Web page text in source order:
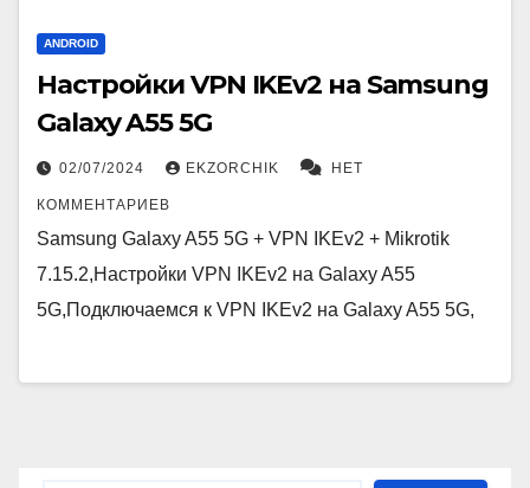
ANDROID
Настройки VPN IKEv2 на Samsung
Galaxy A55 5G
02/07/2024 EKZORCHIK НЕТ
КОММЕНТАРИЕВ
Samsung Galaxy A55 5G + VPN IKEv2 + Mikrotik
7.15.2,Настройки VPN IKEv2 на Galaxy A55
5G,Подключаемся к VPN IKEv2 на Galaxy A55 5G,